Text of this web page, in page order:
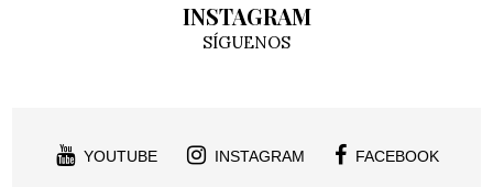
INSTAGRAM
SÍGUENOS
YOUTUBE INSTAGRAM FACEBOOK